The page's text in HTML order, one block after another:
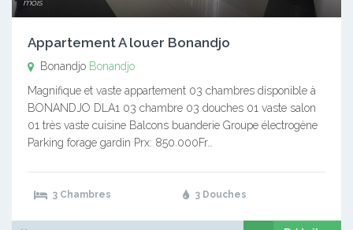
Appartement A louer Bonandjo
Bonandjo Bonandjo
Magnifique et vaste appartement 03 chambres disponible à
BONANDJO DLA1 03 chambre 03 douches 01 vaste salon
01 très vaste cuisine Balcons buanderie Groupe électrogène
Parking forage gardin Prx: 850.000Fr…
3 Chambres 3 Douches